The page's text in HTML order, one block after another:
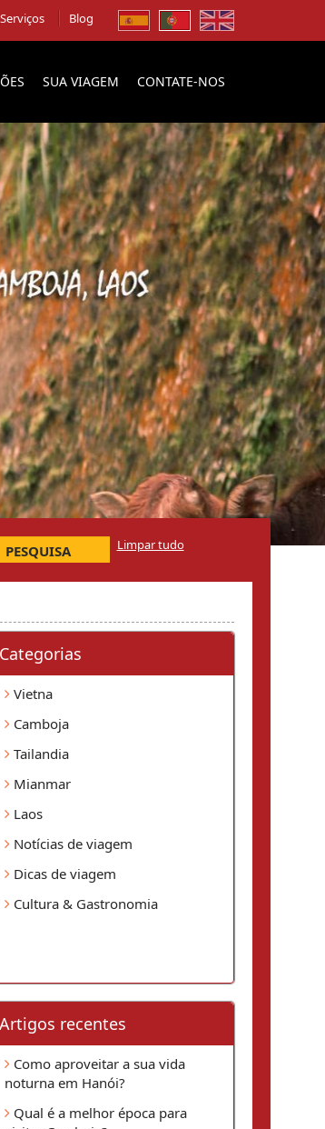
Serviços Blog
SUA VIAGEM CONTATE-NOS
PESQUISA Limpar tudo
Categorias
Vietna
Camboja
Tailandia
Mianmar
Laos
Notícias de viagem
Dicas de viagem
Cultura & Gastronomia
Artigos recentes
Como aproveitar a sua vida
noturna em Hanói?
Qual é a melhor época para